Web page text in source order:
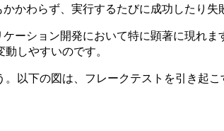
かわらず、実行するたびに成功したり失
ション開発において特に顕著に現れ
しやすいのです。
以下の図は、フレークテストを引き起こ